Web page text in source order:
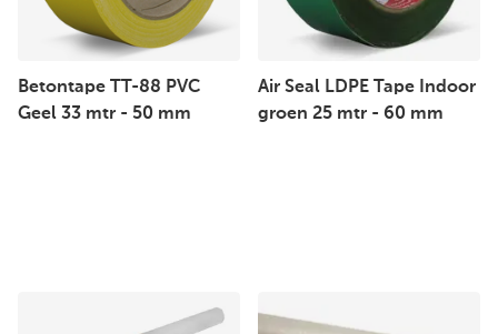
Betontape TT-88 PVC
Geel 33 mtr - 50 mm
Air Seal LDPE Tape Indoor
groen 25 mtr - 60 mm